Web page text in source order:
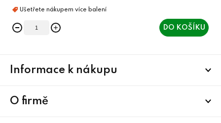
DO KOŠÍKU
Informace k nákupu
O firmě